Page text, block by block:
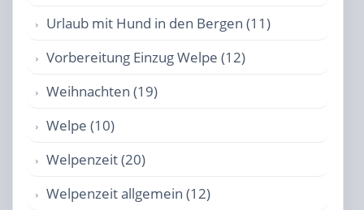
Urlaub mit Hund in den Bergen (11)
Vorbereitung Einzug Welpe (12)
Weihnachten (19)
Welpe (10)
Welpenzeit (20)
Welpenzeit allgemein (12)